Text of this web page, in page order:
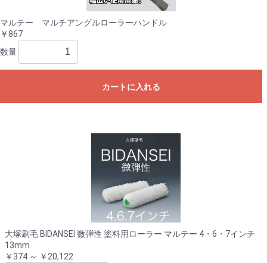
マルテー マルチアングルローラーハンドル
￥867
数量
カートに入れる
大塚刷毛 BIDANSEI 微弾性 塗料用ローラー マルテー 4・6・7インチ
13mm
￥374 ～ ￥20,122